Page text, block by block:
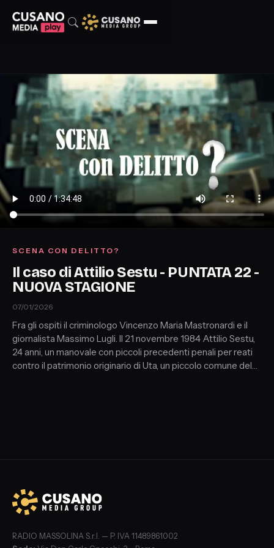
SCENA CON DELITTO?
Il caso di Attilio Sestu - PUNTATA 22 -
NUOVA STAGIONE
07/01/2026
Fra gli ospiti il criminologo Vincenzo Maria Mastronardi e il
giornalista Massimo Lugli. Il 21 novembre 1984 Attilio Sestu,
24 anni, un manovale con piccoli precedenti penali per reati
contro il patrimonio originario di Uta, un piccolo comune del
RADIO MASSOLINA S.r.l. — P. IVA 11489861002